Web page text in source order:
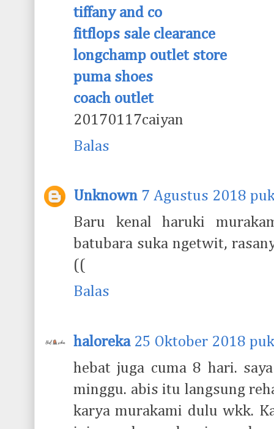
tiffany and co
fitflops sale clearance
longchamp outlet store
puma shoes
coach outlet
20170117caiyan
Balas
Unknown 7 Agustus 2018
Baru kenal haruki
batubara suka ngetwit,
((
Balas
haloreka 25 Oktober 2018
hebat juga cuma 8 hari.
minggu. abis itu langsung
karya murakami dulu wkk.